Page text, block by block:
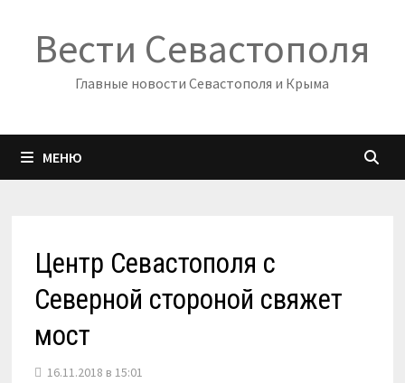
содержимому
Вести Севастополя
Главные новости Севастополя и Крыма
МЕНЮ
Центр Севастополя с
Северной стороной свяжет
мост
16.11.2018 в 15:01